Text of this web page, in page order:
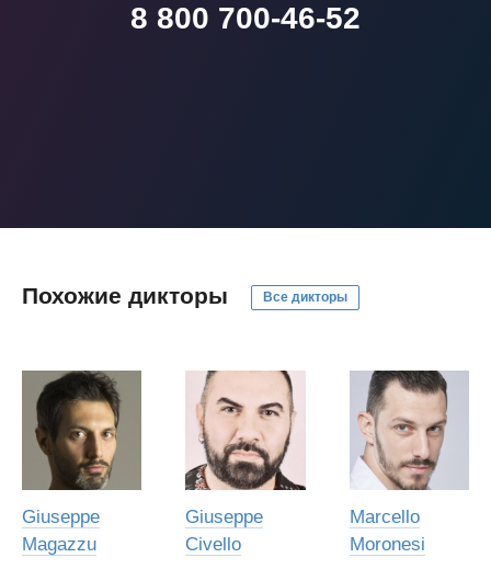
8 800 700-46-52
Похожие дикторы Все дикторы
Giuseppe
Magazzu
Giuseppe
Civello
Marcello
Moronesi